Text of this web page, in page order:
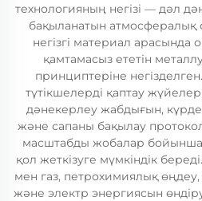
технологияның негізі — дәл
бақыланатын атмосфералық
негізгі материал арасында
қамтамасыз ететін
принциптеріне
түтікшелерді қаптау
дәнекерлеу жабдығын,
және сапаны бақылау
масштабды жобалар
қол жеткізуге мүмкіндік
мен газ, петрохимиялық өңдеу,
және электр энергиясын